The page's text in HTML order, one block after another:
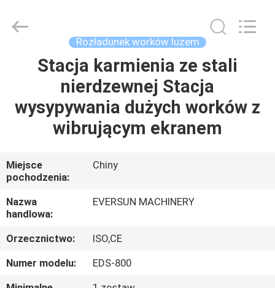
PRODUKTY
VR
O
NAS
WYCIECZKA
Rozładunek worków luzem
Stacja karmienia ze stali
nierdzewnej Stacja
wysypywania dużych worków z
wibrującym ekranem
Miejsce
pochodzenia:
Chiny
Nazwa
handlowa:
EVERSUN MACHINERY
Orzecznictwo:
ISO,CE
Numer modelu:
EDS-800